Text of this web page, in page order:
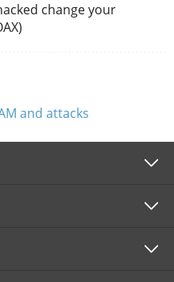
change your
and attacks